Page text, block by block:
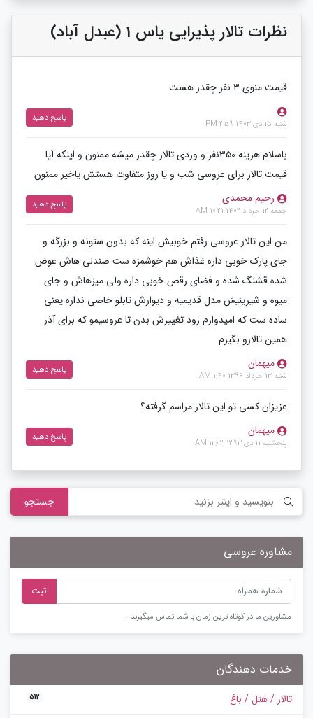
نظرات تالار پذیرایی یاس 1 (عبدل آباد)
قیمت منوی ۳ نفر چقدر هست
شنبه 15 دی 1403 2:59 PM
پاسخ دهید
باسلام هزینه ۳۵۰نفر و وردی تالار چقدر میشه ممنون و اینکه آیا
قیمت تالار برای عروسی شب و یا روز متفاوت هستش یاخیر ممنون
رحیم محمدی
جمعه 12 خرداد 1402 10:21 AM
پاسخ دهید
من این تالار عروسی رفتم خوبیش اینه که بدون ستونه و بزرگه و
جای پارک خوبی داره غذاش هم خوشمزه ست صندلی هاش عوض
شده قشنگ شده و فضای رقص خوبی داره ولی میزهاش و جای
میوه و شیرینیش مدل قدیمیه و دیوارش تابلو خاصی نداره یعنی
ساده ست که امیدوارم زود تغییرش بدن تا عروسیمو که برای آذر
همین تالارو بگیرم
میهمان
شنبه 13 خرداد 1396 1:40 AM
پاسخ دهید
عزیزان کسی تو این تالار مراسم گرفته؟
میهمان
پنجشنبه 11 دی 1393 12:03 AM
پاسخ دهید
جستجو
مشاوره عروسی
ثبت
مشاورین ما در کوتاه ترین زمان با شما تماس میگیرند .
خدمات دهندگان
تالار / هتل / باغ 512